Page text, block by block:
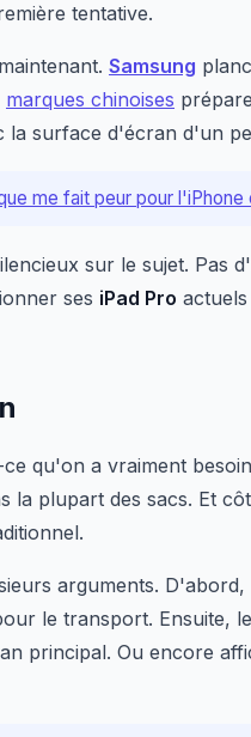
tentative.
Samsung
marques chinoises
la surface d'écran d'un
me fait peur pour l'iPhone
sur le sujet. Pas d'
ses iPad Pro
qu'on a vraiment
la plupart des sacs. Et
arguments.
le transport. Ensuite,
principal. Ou encore